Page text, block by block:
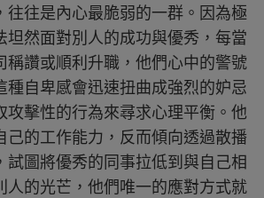
往往是內心最脆弱的一群。因為極
坦然面對別人的成功與優秀，每當
稱讚或順利升職，他們心中的警號
種自卑感會迅速扭曲成強烈的妒忌
攻擊性的行為來尋求心理平衡。他
己的工作能力，反而傾向透過散播
試圖將優秀的同事拉低到與自己相
人的光芒，他們唯一的應對方式就